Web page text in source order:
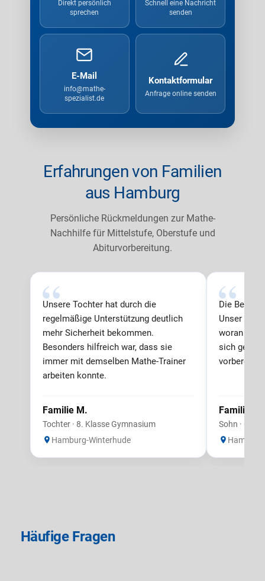
Direkt persönlich
sprechen
Schnell eine Nachricht
senden
E-Mail
info@mathe-
spezialist.de
Kontaktformular
Anfrage online senden
Erfahrungen von Familien
aus Hamburg
Persönliche Rückmeldungen zur Mathe-
Nachhilfe für Mittelstufe, Oberstufe und
Abiturvorbereitung.
Unsere Tochter hat durch die
regelmäßige Unterstützung deutlich
mehr Sicherheit bekommen.
Besonders hilfreich war, dass sie
immer mit demselben Mathe-Trainer
arbeiten konnte.
Familie M.
Tochter · 8. Klasse Gymnasium
Hamburg-Winterhude
Die
Unser
woran er
sich
vorbereiten.
Familie K.
Sohn ·
Häufige Fragen